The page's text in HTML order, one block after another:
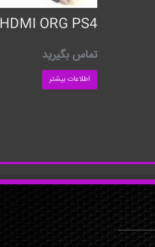
HDMI ORG PS4
تماس بگیرید
اطلاعات بیشتر